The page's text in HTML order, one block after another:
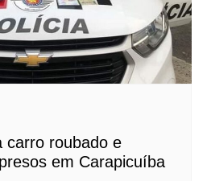
carro roubado e
em Carapicuíba